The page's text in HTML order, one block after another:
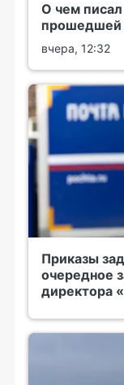
О чем
прошедшей
вчера, 12:32
Приказы
очередное
директора